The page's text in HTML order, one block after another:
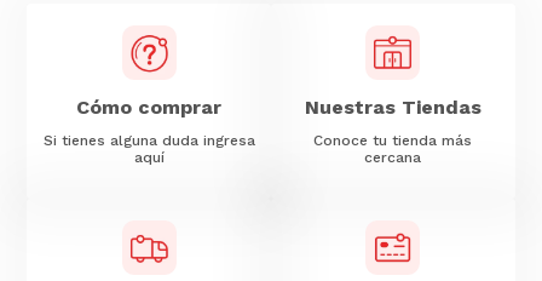
Cómo comprar
Si tienes alguna duda ingresa
aquí
Nuestras Tiendas
Conoce tu tienda más
cercana